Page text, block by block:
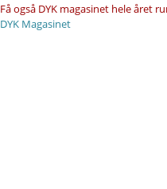
Få også DYK magasinet hele året
DYK Magasinet